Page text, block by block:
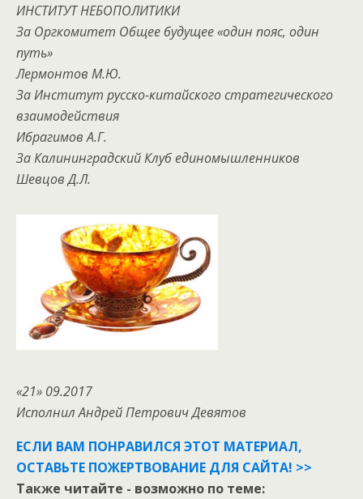
ИНСТИТУТ НЕБОПОЛИТИКИ
За Оргкомитет Общее будущее «один пояс, один
путь»
Лермонтов М.Ю.
За Институт русско-китайского стратегического
взаимодействия
Ибрагимов А.Г.
За Калининградский Клуб единомышленников
Шевцов Д.Л.
«21» 09.2017
Исполнил Андрей Петрович Девятов
ЕСЛИ ВАМ ПОНРАВИЛСЯ ЭТОТ МАТЕРИАЛ,
ОСТАВЬТЕ ПОЖЕРТВОВАНИЕ ДЛЯ САЙТА! >>
Также читайте - возможно по теме: